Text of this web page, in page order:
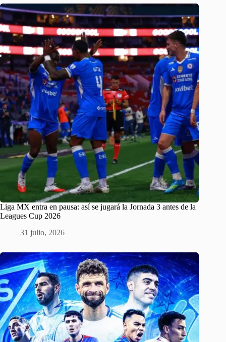
Liga MX entra en pausa: así se jugará la Jornada 3 antes de la
Leagues Cup 2026
31 julio, 2026